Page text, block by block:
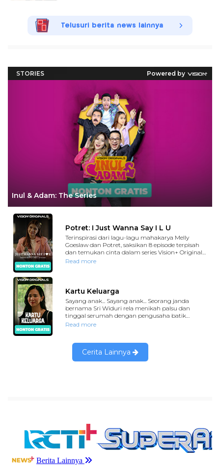
Telusuri berita news lainnya